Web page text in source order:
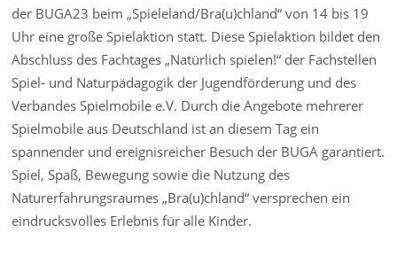
der BUGA23 beim „Spieleland/Bra(u)chland“ von 14 bis 19
Uhr eine große Spielaktion statt. Diese Spielaktion bildet den
Abschluss des Fachtages „Natürlich spielen!“ der Fachstellen
Spiel- und Naturpädagogik der Jugendförderung und des
Verbandes Spielmobile e.V. Durch die Angebote mehrerer
Spielmobile aus Deutschland ist an diesem Tag ein
spannender und ereignisreicher Besuch der BUGA garantiert.
Spiel, Spaß, Bewegung sowie die Nutzung des
Naturerfahrungsraumes „Bra(u)chland“ versprechen ein
eindrucksvolles Erlebnis für alle Kinder.